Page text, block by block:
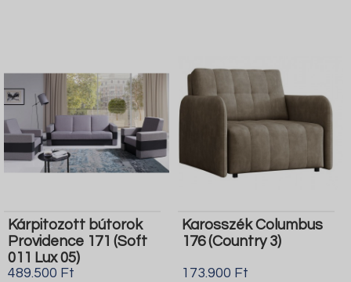
Kárpitozott bútorok
Providence 171 (Soft
011 Lux 05)
489.500 Ft
Karosszék Columbus
176 (Country 3)
173.900 Ft